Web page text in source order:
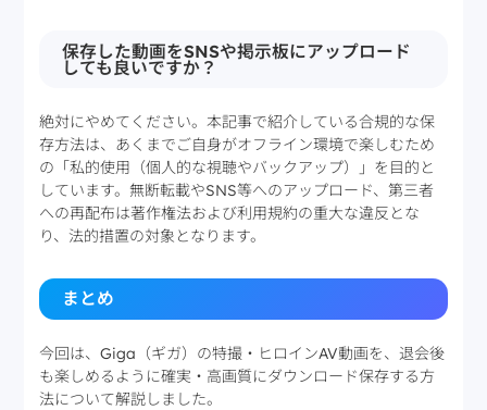
保存した動画をSNSや掲示板にアップロード
しても良いですか？
絶対にやめてください。本記事で紹介している合規的な保
存方法は、あくまでご自身がオフライン環境で楽しむため
の「私的使用（個人的な視聴やバックアップ）」を目的と
しています。無断転載やSNS等へのアップロード、第三者
への再配布は著作権法および利用規約の重大な違反とな
り、法的措置の対象となります。
まとめ
今回は、Giga（ギガ）の特撮・ヒロインAV動画を、退会後
も楽しめるように確実・高画質にダウンロード保存する方
法について解説しました。